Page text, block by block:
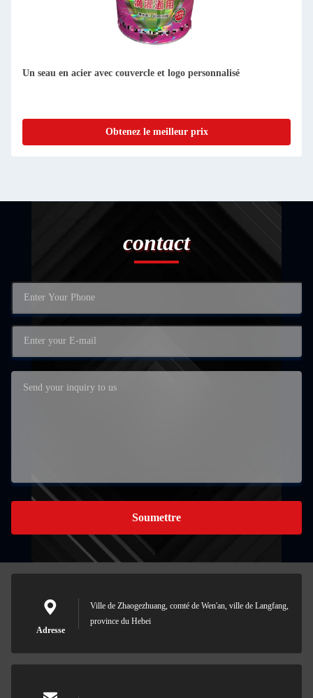
Un seau en acier avec couvercle et logo personnalisé
Obtenez le meilleur prix
contact
Soumettre
Adresse
Ville de Zhaogezhuang, comté de Wen'an, ville de Langfang,
province du Hebei